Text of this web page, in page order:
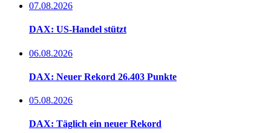
07.08.2026
DAX: US-Handel stützt
06.08.2026
DAX: Neuer Rekord 26.403 Punkte
05.08.2026
DAX: Täglich ein neuer Rekord